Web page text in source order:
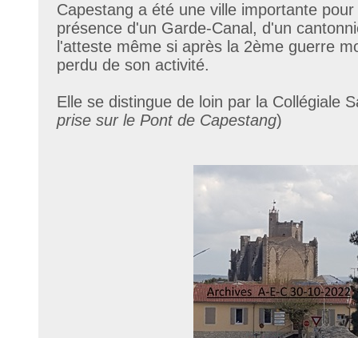
Capestang a été une ville importante
présence d'un Garde-Canal, d'un
l'atteste même si après la 2ème guerre
perdu de son activité.
Elle se distingue de loin par la Collégiale
prise sur le Pont de Capestang)